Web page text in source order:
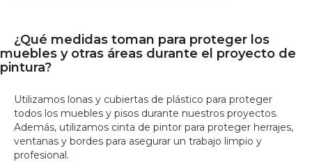
¿Qué medidas toman para proteger los
muebles y otras áreas durante el proyecto de
pintura?
Utilizamos lonas y cubiertas de plástico para proteger
todos los muebles y pisos durante nuestros proyectos.
Además, utilizamos cinta de pintor para proteger herrajes,
ventanas y bordes para asegurar un trabajo limpio y
profesional.